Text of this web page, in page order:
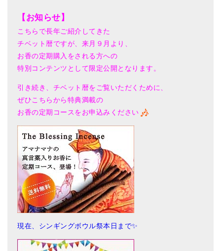
【お知らせ】
こちらで長年ご紹介してきた
チベット暦ですが、来月９月より、
お香の定期購入をされる方への
特別コンテンツとして限定公開となります。
引き続き、チベット暦をご覧いただくために、
ぜひこちらから特典満載の
お香の定期コースをお申込みください
現在、シンギングボウル祭本日まで✨